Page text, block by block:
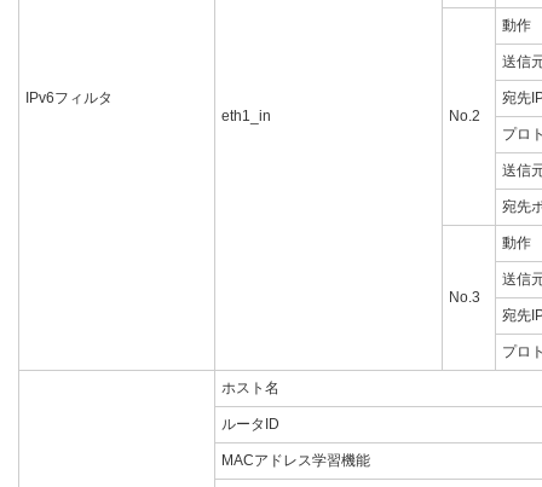
IPv6フィルタ
eth1_in No.2
動作
送信
宛先
プロ
送信
宛先
No.3
動作
送信
宛先
プロ
ホスト名
ルータID
MACアドレス学習機能